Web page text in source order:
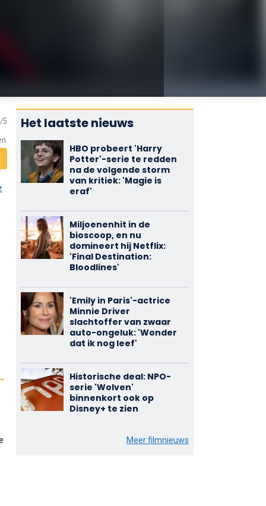
Het laatste nieuws
HBO probeert 'Harry
Potter'-serie te redden
na de volgende storm
van kritiek: 'Magie is
eraf'
Miljoenenhit in de
bioscoop, en nu
domineert hij Netflix:
'Final Destination:
Bloodlines'
'Emily in Paris'-actrice
Minnie Driver
slachtoffer van zwaar
auto-ongeluk: 'Wonder
dat ik nog leef'
Historische deal: NPO-
serie 'Wolven'
binnenkort ook op
Disney+ te zien
Meer filmnieuws